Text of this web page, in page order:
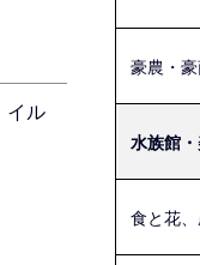
イル
豪農・
水族館
食と花